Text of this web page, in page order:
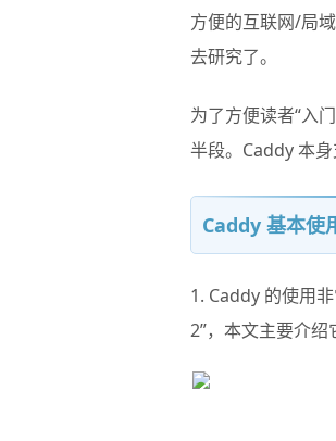
方便的互联网/局
去研究了。
为了方便读者“入
半段。Caddy 本
Caddy 基本使
1. Caddy 的使用
2”，本文主要介